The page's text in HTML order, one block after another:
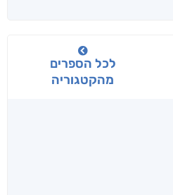
לכל הספרים
מהקטגוריה